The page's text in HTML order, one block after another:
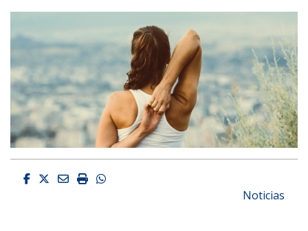
Facebook
Twitter
EmailImprimirWhatsapp
Noticias